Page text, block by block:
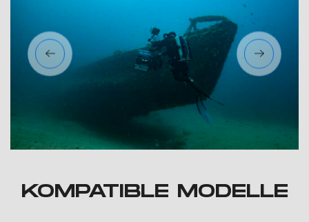
KOMPATIBLE MODELLE